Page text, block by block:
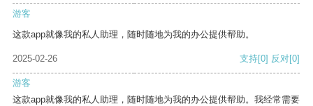
游客
这款app就像我的私人助理，随时随地为我的办公提供帮助。
2025-02-26 支持[0] 反对[0]
游客
这款app就像我的私人助理，随时随地为我的办公提供帮助。我经常需要